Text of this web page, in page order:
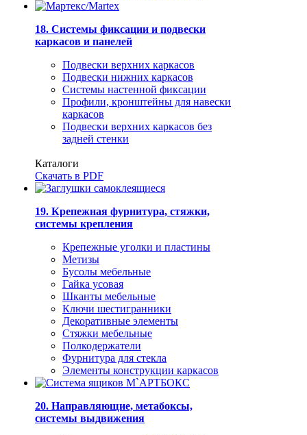
18. Системы фиксации и подвески
каркасов и панелей
Подвески верхних каркасов
Подвески нижних каркасов
Системы настенной фиксации
Профили, кронштейны для навески
каркасов
Подвески верхних каркасов без
задней стенки
Каталоги
Скачать в PDF
19. Крепежная фурнитура, стяжки,
системы крепления
Крепежные уголки и пластины
Метизы
Бусолы мебельные
Гайка усовая
Шканты мебельные
Ключи шестигранники
Декоративные элементы
Стяжки мебельные
Полкодержатели
Фурнитура для стекла
Элементы конструкции каркасов
20. Направляющие, метабоксы,
системы выдвижения